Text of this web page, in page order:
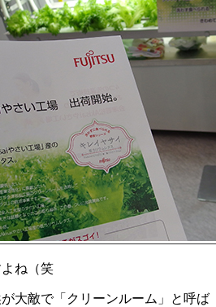
ね（笑
大敵で「クリーンルーム」と呼ば